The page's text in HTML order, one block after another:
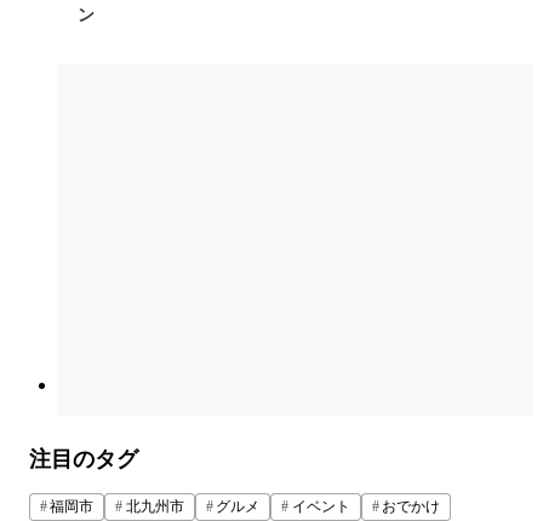
ン
注目のタグ
福岡市 北九州市 グルメ イベント
おでかけ